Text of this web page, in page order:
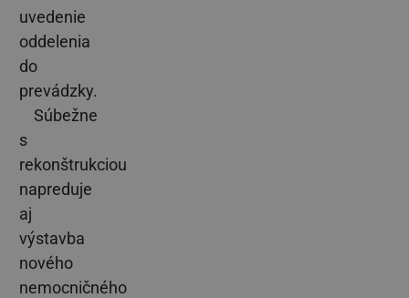
uvedenie
oddelenia
do
prevádzky.
Súbežne
s
rekonštrukciou
napreduje
aj
výstavba
nového
nemocničného